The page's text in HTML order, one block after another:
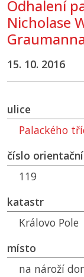
Odhalení
Nicholase
15. 10. 2016
ulice
Palackého
číslo orientační
119
katastr
Královo Pole
místo
na nároží